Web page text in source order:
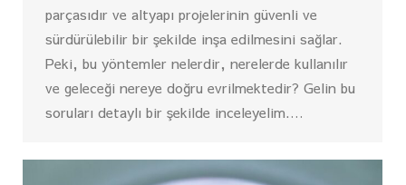
parçasıdır ve altyapı projelerinin güvenli ve
sürdürülebilir bir şekilde inşa edilmesini sağlar.
Peki, bu yöntemler nelerdir, nerelerde kullanılır
ve geleceği nereye doğru evrilmektedir? Gelin bu
soruları detaylı bir şekilde inceleyelim.…